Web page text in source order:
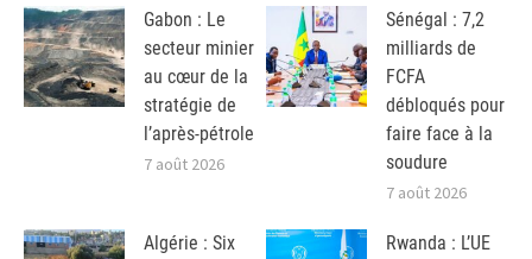
Gabon : Le
secteur minier
au cœur de la
stratégie de
l’après-pétrole
7 août 2026
Sénégal : 7,2
milliards de
FCFA
débloqués pour
faire face à la
soudure
7 août 2026
Algérie : Six
Rwanda : L’UE